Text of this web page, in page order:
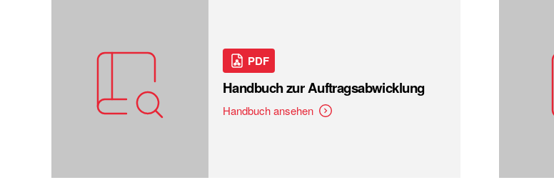
PDF
Handbuch zur Auftragsabwicklung
Handbuch ansehen